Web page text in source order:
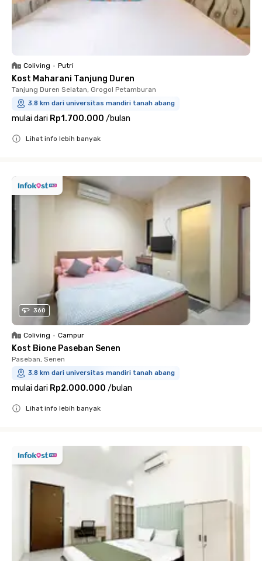
Coliving • Putri
Kost Maharani Tanjung Duren
Tanjung Duren Selatan, Grogol Petamburan
3.8 km dari universitas mandiri tanah abang
mulai dari Rp1.700.000 /bulan
Lihat info lebih banyak
360
Coliving • Campur
Kost Bione Paseban Senen
Paseban, Senen
3.8 km dari universitas mandiri tanah abang
mulai dari Rp2.000.000 /bulan
Lihat info lebih banyak